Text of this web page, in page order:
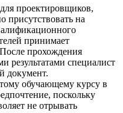
проектировщиков,
на
принимает
прохождения
результатами специалист
документ.
обучающему курсу в
поскольку
не отрывать